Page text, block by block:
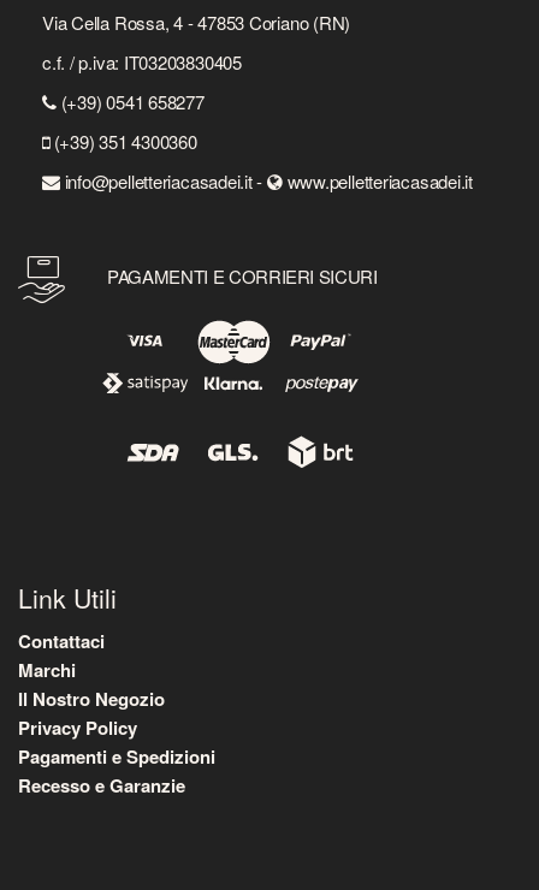
Via Cella Rossa, 4 - 47853 Coriano (RN)
c.f. / p.iva: IT03203830405
(+39) 0541 658277
(+39) 351 4300360
info@pelletteriacasadei.it -
www.pelletteriacasadei.it
PAGAMENTI E CORRIERI SICURI
Link Utili
Contattaci
Marchi
Il Nostro Negozio
Privacy Policy
Pagamenti e Spedizioni
Recesso e Garanzie